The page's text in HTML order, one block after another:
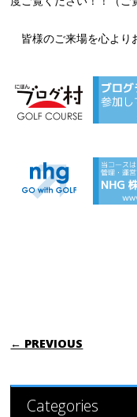
皆様のご来場を心より
POST
← PREVIOUS
Categories